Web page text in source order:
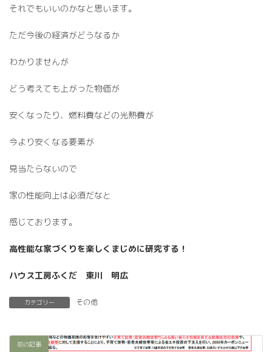
それでもいいのかなと思います。
ただ今後の経済がどうなるか
わかりませんが
どう考えても上がった物価が
安くなったり、燃料費などの光熱費が
今より安くなる要素が
見当たらないので
家の性能向上は必須だなと
感じております。
高性能な家づくりを楽しくまじめに研究する！
ハウス工房ふくだ 東川 明広
カテゴリー その他
前の記事